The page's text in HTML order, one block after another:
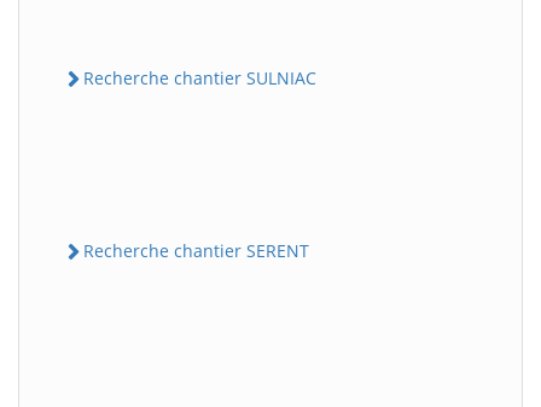
Recherche chantier SULNIAC
Recherche chantier SERENT